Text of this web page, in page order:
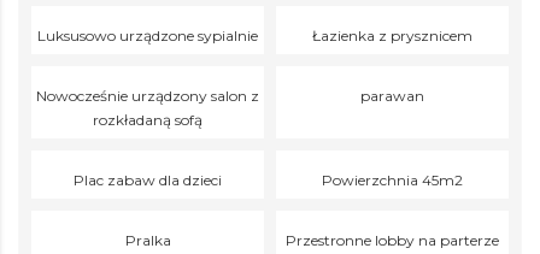
Luksusowo urządzone sypialnie Łazienka z prysznicem
Nowocześnie urządzony salon z
rozkładaną sofą
parawan
Plac zabaw dla dzieci Powierzchnia 45m2
Pralka Przestronne lobby na parterze